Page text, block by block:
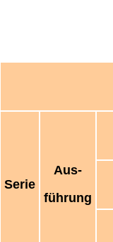
Serie
Aus-
führung